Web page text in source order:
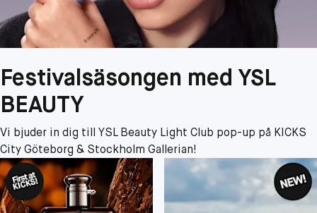
Festivalsäsongen med YSL
BEAUTY
Vi bjuder in dig till YSL Beauty Light Club pop-up på KICKS
City Göteborg & Stockholm Gallerian!